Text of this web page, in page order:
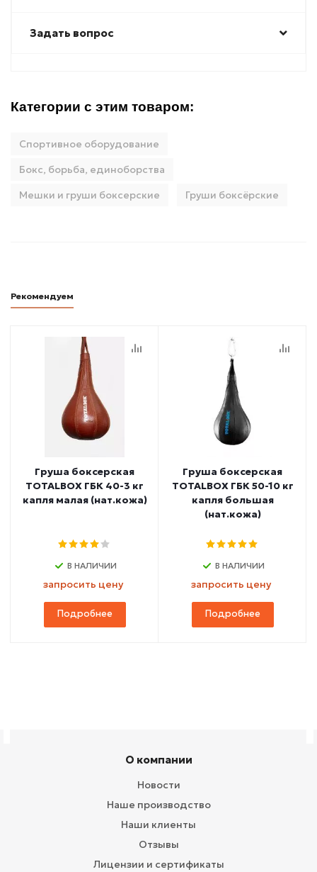
Задать вопрос
Категории с этим товаром:
Спортивное оборудование
Бокс, борьба, единоборства
Мешки и груши боксерские
Груши боксёрские
Рекомендуем
Груша боксерская
TOTALBOX ГБК 40-3 кг
капля малая (нат.кожа)
В НАЛИЧИИ
запросить цену
Подробнее
Груша боксерская
TOTALBOX ГБК 50-10 кг
капля большая
(нат.кожа)
В НАЛИЧИИ
запросить цену
Подробнее
О компании
Новости
Наше производство
Наши клиенты
Отзывы
Лицензии и сертификаты